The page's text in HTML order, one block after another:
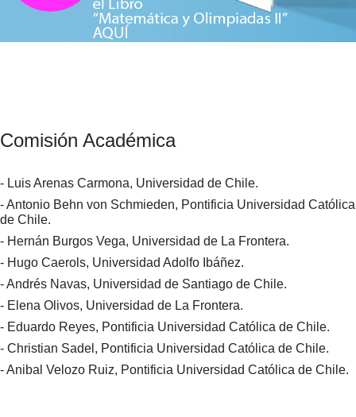
Comisión Académica
- Luis Arenas Carmona, Universidad de Chile.
- Antonio Behn von Schmieden, Pontificia Universidad Católica
de Chile.
- Hernán Burgos Vega, Universidad de La Frontera.
- Hugo Caerols, Universidad Adolfo Ibáñez.
- Andrés Navas, Universidad de Santiago de Chile.
- Elena Olivos, Universidad de La Frontera.
- Eduardo Reyes, Pontificia Universidad Católica de Chile.
- Christian Sadel, Pontificia Universidad Católica de Chile.
- Anibal Velozo Ruiz, Pontificia Universidad Católica de Chile.